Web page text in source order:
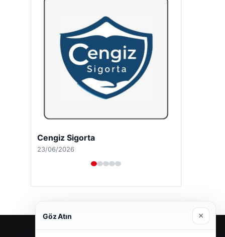
Cengiz Sigorta
23/06/2026
Göz Atın ×